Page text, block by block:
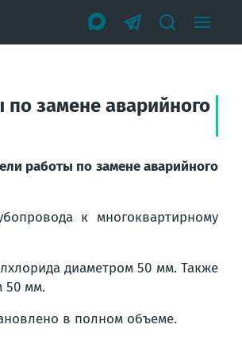
замене аварийного
работы по замене аварийного
к многоквартирному
диаметром 50 мм. Также
50 мм.
в полном объеме.